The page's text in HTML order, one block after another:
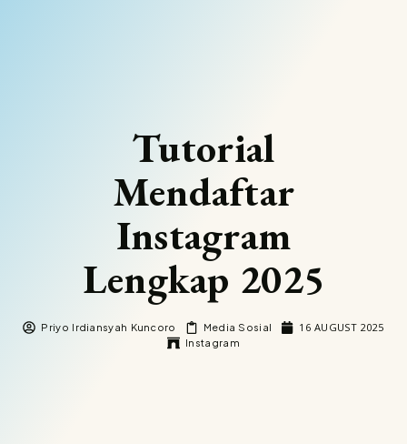
Tutorial
Mendaftar
Instagram
Lengkap 2025
Priyo Irdiansyah Kuncoro Media Sosial 16 AUGUST 2025
Instagram